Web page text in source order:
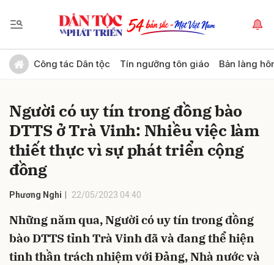
Công tác Dân tộc Tín ngưỡng tôn giáo Bản làng
Người có uy tín trong đồng bào
DTTS ở Trà Vinh: Nhiều việc làm
thiết thực vì sự phát triển cộng
đồng
Phương Nghi 22/05/2023 04:40
Những năm qua, Người có uy tín trong đồng
bào DTTS tỉnh Trà Vinh đã và đang thể hiện
tinh thần trách nhiệm với Đảng, Nhà nước và
Gửi bình luận